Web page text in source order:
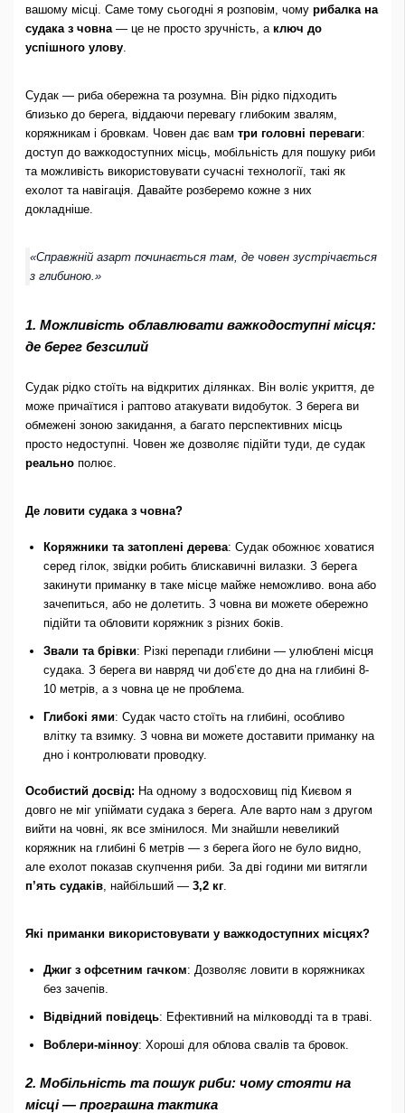
вашому місці. Саме тому сьогодні я розповім, чому рибалка на
судака з човна— це не просто зручність, а ключ до
успішного улову.
Судак — риба обережна та розумна. Він рідко підходить
близько до берега, віддаючи перевагу глибоким звалям,
коряжникам і бровкам. Човен дає вам три головні переваги:
доступ до важкодоступних місць, мобільність для пошуку риби
та можливість використовувати сучасні технології, такі як
ехолот та навігація. Давайте розберемо кожне з них
докладніше.
«Справжній азарт починається там, де човен зустрічається
з глибиною.»
1. Можливість облавлювати важкодоступні місця:
де берег безсилий
Судак рідко стоїть на відкритих ділянках. Він воліє укриття, де
може причаїтися і раптово атакувати видобуток. З берега ви
обмежені зоною закидання, а багато перспективних місць
просто недоступні. Човен же дозволяє підійти туди, де судак
реальнополює.
Де ловити судака з човна?
Коряжники та затоплені дерева: Судак обожнює ховатися
серед гілок, звідки робить блискавичні вилазки. З берега
закинути приманку в таке місце майже неможливо. вона або
зачепиться, або не долетить. З човна ви можете обережно
підійти та обловити коряжник з різних боків.
Звали та брівки: Різкі перепади глибини — улюблені місця
судака. З берега ви навряд чи доб’єте до дна на глибині 8-
10 метрів, а з човна це не проблема.
Глибокі ями: Судак часто стоїть на глибині, особливо
влітку та взимку. З човна ви можете доставити приманку на
дно і контролювати проводку.
Особистий досвід: На одному з водосховищ під Києвом я
довго не міг упіймати судака з берега. Але варто нам з другом
вийти на човні, як все змінилося. Ми знайшли невеликий
коряжник на глибині 6 метрів — з берега його не було видно,
але ехолот показав скупчення риби. За дві години ми витягли
п’ять судаків, найбільший — 3,2 кг.
Які приманки використовувати у важкодоступних місцях?
Джиг з офсетним гачком: Дозволяє ловити в коряжниках
без зачепів.
Відвідний повідець: Ефективний на мілководді та в траві.
Воблери-мінноу: Хороші для облова свалів та бровок.
2. Мобільність та пошук риби: чому стояти на
місці — програшна тактика